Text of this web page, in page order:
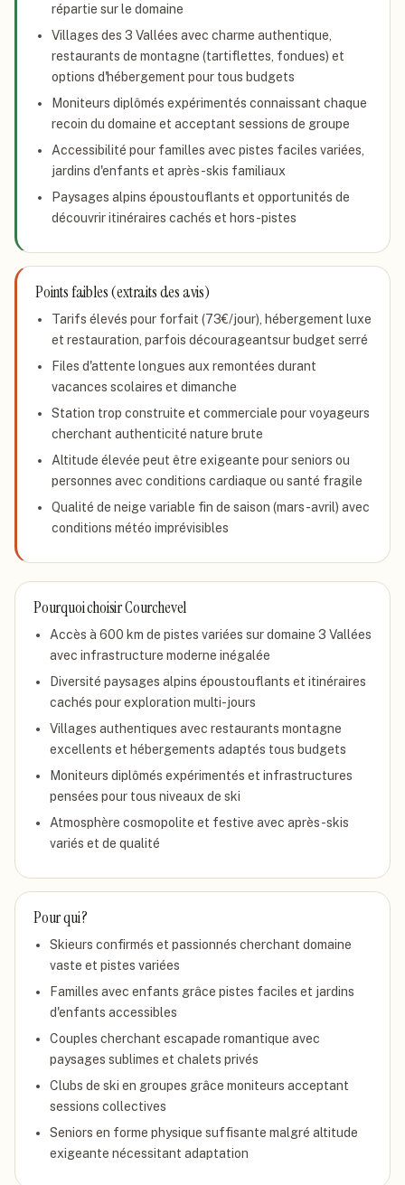
répartie sur le domaine
Villages des 3 Vallées avec charme authentique,
restaurants de montagne (tartiflettes, fondues) et
options d'hébergement pour tous budgets
Moniteurs diplômés expérimentés connaissant chaque
recoin du domaine et acceptant sessions de groupe
Accessibilité pour familles avec pistes faciles variées,
jardins d'enfants et après-skis familiaux
Paysages alpins époustouflants et opportunités de
découvrir itinéraires cachés et hors-pistes
Points faibles (extraits des avis)
Tarifs élevés pour forfait (73€/jour), hébergement luxe
et restauration, parfois décourageantsur budget serré
Files d'attente longues aux remontées durant
vacances scolaires et dimanche
Station trop construite et commerciale pour voyageurs
cherchant authenticité nature brute
Altitude élevée peut être exigeante pour seniors ou
personnes avec conditions cardiaque ou santé fragile
Qualité de neige variable fin de saison (mars-avril) avec
conditions météo imprévisibles
Pourquoi choisirCourchevel
Accès à 600 km de pistes variées sur domaine 3 Vallées
avec infrastructure moderne inégalée
Diversité paysages alpins époustouflants et itinéraires
cachés pour exploration multi-jours
Villages authentiques avec restaurants montagne
excellents et hébergements adaptés tous budgets
Moniteurs diplômés expérimentés et infrastructures
pensées pour tous niveaux de ski
Atmosphère cosmopolite et festive avec après-skis
variés et de qualité
Pour qui ?
Skieurs confirmés et passionnés cherchant domaine
vaste et pistes variées
Familles avec enfants grâce pistes faciles et jardins
d'enfants accessibles
Couples cherchant escapade romantique avec
paysages sublimes et chalets privés
Clubs de ski en groupes grâce moniteurs acceptant
sessions collectives
Seniors en forme physique suffisante malgré altitude
exigeante nécessitant adaptation